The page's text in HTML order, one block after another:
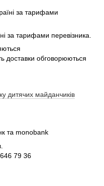
за тарифами
за тарифами перевізника.
доставки обговорюються
дитячих майданчиків
та monobank
79 36